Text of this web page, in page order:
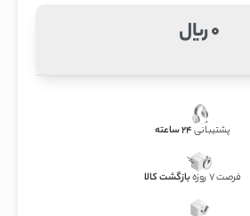
0 ریال
پشتیبانی24 ساعته
فرصت 7 روزه بازگشت کالا